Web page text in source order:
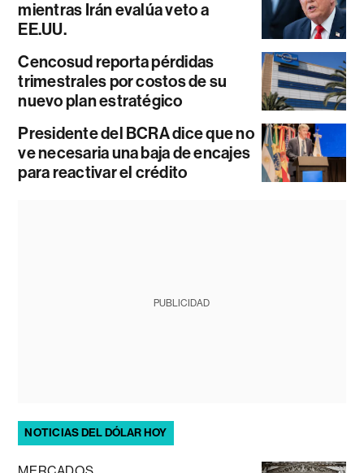
mientras Irán evalúa veto a
EE.UU.
Cencosud reporta pérdidas
trimestrales por costos de su
nuevo plan estratégico
Presidente del BCRA dice que no
ve necesaria una baja de encajes
para reactivar el crédito
PUBLICIDAD
NOTICIAS DEL DÓLAR HOY